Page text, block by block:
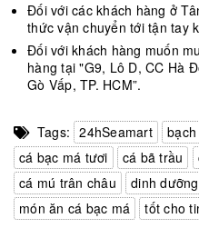
Đối với các khách hàng ở
thức vận chuyển tới tận tay
Đối với khách hàng muốn
hàng tại "G9, Lô D, CC Hà
Gò Vấp, TP. HCM”.
Tags: 24hSeamart
cá bạc má tươi
cá bã trầu
cá mú trân châu
dinh dưỡng
món ăn cá bạc má
tốt cho